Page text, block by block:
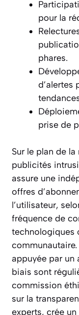
pour la
phares.
d’alertes
prise de
Sur le plan de
publicités
assure une
offres
l’utilisateur,
fréquence de
technologiques
appuyée par un
biais sont
commission
sur la
experts, crée